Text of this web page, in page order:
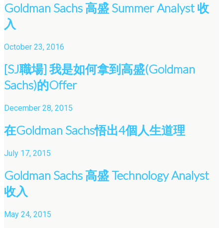
Goldman Sachs 高盛 Summer Analyst 收
入
October 23, 2016
[SJ職場] 我是如何拿到高盛(Goldman
Sachs)的Offer
December 28, 2015
在Goldman Sachs悟出4個人生道理
July 17, 2015
Goldman Sachs 高盛 Technology Analyst
收入
May 24, 2015